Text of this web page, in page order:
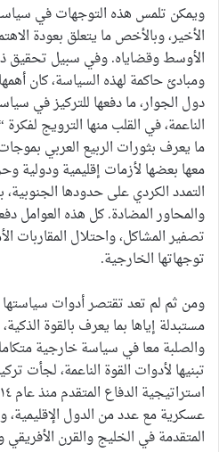
ويمكن تلمس هذه التوجهات في
الأخير، وبالأخص ما يتعلق بعودة
الأوسط وقضاياه. وفي سبيل تحقيق
ومبادئ حاكمة لهذه السياسة، كان
دول الجوار، ما دفعها للتركيز في
الناعمة، في القلب منها الترويج
ما يعرف بثورات الربيع العربي
معها بعضها لأزمات إقليمية ودولية
التمدد الكردي على حدودها
والمحاور المضادة. كل هذه العوامل
تصفير المشاكل، واحتلال المقاربات
توجهاتها الخارجية.
ومن ثم لم تعد تقتصر أدوات سياستها
مستبدلة إياها بما يعرف بالقوة
والصلبة معا في سياسة خارجية
تبنيها لأدوات القوة الناعمة، لجأت
عسكرية مع عدد من الدول الإقليمية،
المتقدمة في الخليج والقرن